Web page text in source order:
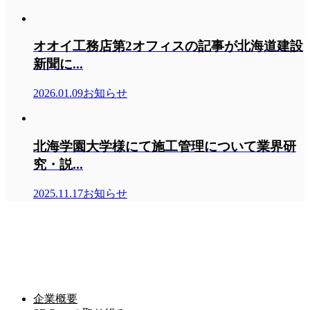
オオイ工務店第2オフィスの記事が北海道建設
新聞に...
2026.01.09お知らせ
北海学園大学様にて施工管理について業界研
究・説...
2025.11.17お知らせ
企業概要